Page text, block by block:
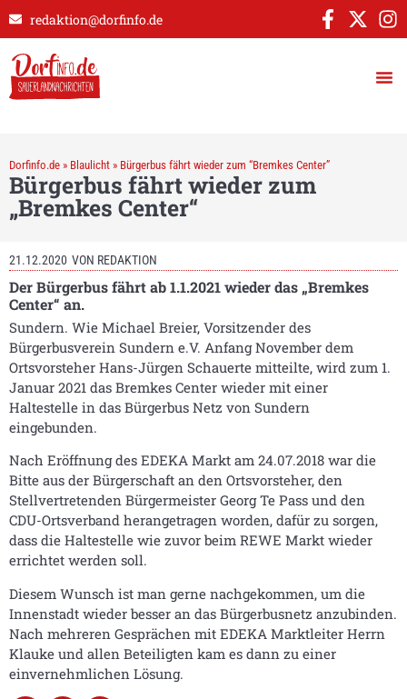
redaktion@dorfinfo.de
Dorfinfo.de » Blaulicht » Bürgerbus fährt wieder zum “Bremkes Center”
Bürgerbus fährt wieder zum
„Bremkes Center“
21.12.2020 VON REDAKTION
Der Bürgerbus fährt ab 1.1.2021 wieder das „Bremkes
Center“ an.
Sundern. Wie Michael Breier, Vorsitzender des
Bürgerbusverein Sundern e.V. Anfang November dem
Ortsvorsteher Hans-Jürgen Schauerte mitteilte, wird zum 1.
Januar 2021 das Bremkes Center wieder mit einer
Haltestelle in das Bürgerbus Netz von Sundern
eingebunden.
Nach Eröffnung des EDEKA Markt am 24.07.2018 war die
Bitte aus der Bürgerschaft an den Ortsvorsteher, den
Stellvertretenden Bürgermeister Georg Te Pass und den
CDU-Ortsverband herangetragen worden, dafür zu sorgen,
dass die Haltestelle wie zuvor beim REWE Markt wieder
errichtet werden soll.
Diesem Wunsch ist man gerne nachgekommen, um die
Innenstadt wieder besser an das Bürgerbusnetz anzubinden.
Nach mehreren Gesprächen mit EDEKA Marktleiter Herrn
Klauke und allen Beteiligten kam es dann zu einer
einvernehmlichen Lösung.